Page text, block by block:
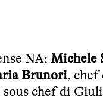
NA; Michele
Brunori, chef
sous chef di